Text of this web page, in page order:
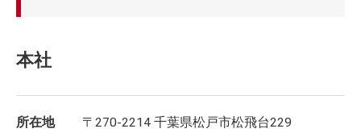
本社
所在地 〒270-2214 千葉県松戸市松飛台229